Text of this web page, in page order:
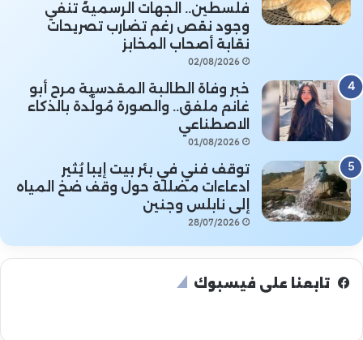
فلسطين.. الجهات الرسمية تنفي
وجود نقص رغم تضارب تصريحات
نقابة أصحاب المخابز
02/08/2026
خبر وفاة الطالبة المقدسية مرح أبو
غانم ملفق.. والصورة مُولَّدة بالذكاء
الاصطناعي
01/08/2026
توقف فني في بئر بيت إيبا يُثير
ادعاءات مضللة حول وقف ضخ المياه
إلى نابلس وجنين
28/07/2026
تابعنا على فيسبوك